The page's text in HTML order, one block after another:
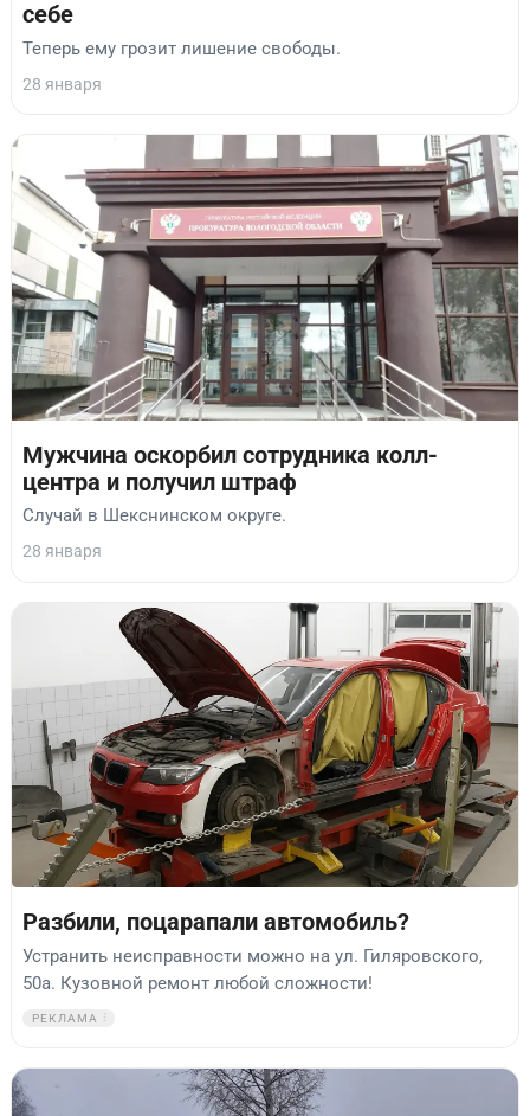
себе
Теперь ему грозит лишение свободы.
28 января
Мужчина оскорбил сотрудника колл-
центра и получил штраф
Случай в Шекснинском округе.
28 января
Разбили, поцарапали автомобиль?
Устранить неисправности можно на ул. Гиляровского,
50а. Кузовной ремонт любой сложности!
РЕКЛАМА